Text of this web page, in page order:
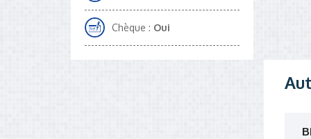
Chèque : Oui